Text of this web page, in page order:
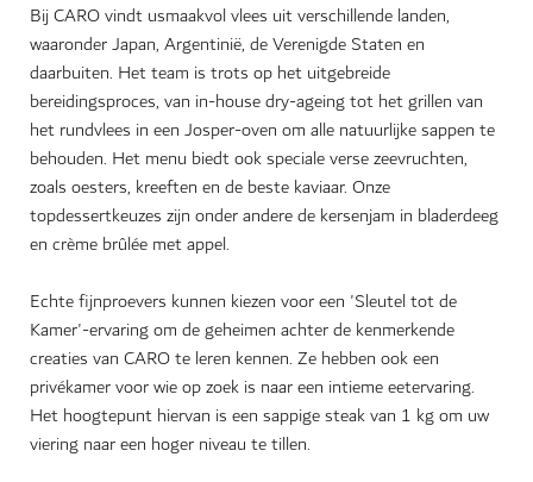
Bij CARO vindt usmaakvol vlees uit verschillende landen,
waaronder Japan, Argentinië, de Verenigde Staten en
daarbuiten. Het team is trots op het uitgebreide
bereidingsproces, van in-house dry-ageing tot het grillen van
het rundvlees in een Josper-oven om alle natuurlijke sappen te
behouden. Het menu biedt ook speciale verse zeevruchten,
zoals oesters, kreeften en de beste kaviaar. Onze
topdessertkeuzes zijn onder andere de kersenjam in bladerdeeg
en crème brûlée met appel.
Echte fijnproevers kunnen kiezen voor een 'Sleutel tot de
Kamer'-ervaring om de geheimen achter de kenmerkende
creaties van CARO te leren kennen. Ze hebben ook een
privékamer voor wie op zoek is naar een intieme eetervaring.
Het hoogtepunt hiervan is een sappige steak van 1 kg om uw
viering naar een hoger niveau te tillen.